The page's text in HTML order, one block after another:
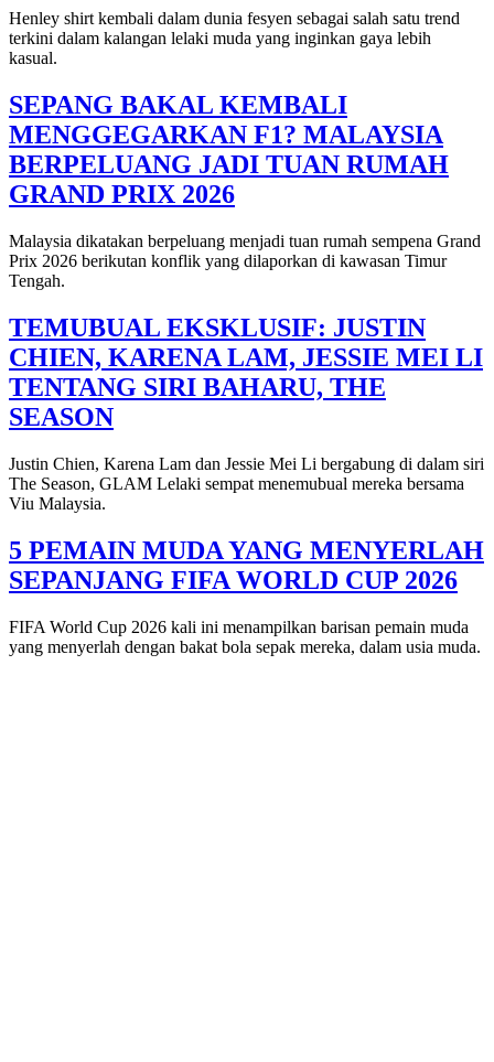
Henley shirt kembali dalam dunia fesyen sebagai salah satu trend
terkini dalam kalangan lelaki muda yang inginkan gaya lebih
kasual.
SEPANG BAKAL KEMBALI
MENGGEGARKAN F1? MALAYSIA
BERPELUANG JADI TUAN RUMAH
GRAND PRIX 2026
Malaysia dikatakan berpeluang menjadi tuan rumah sempena Grand
Prix 2026 berikutan konflik yang dilaporkan di kawasan Timur
Tengah.
TEMUBUAL EKSKLUSIF: JUSTIN
CHIEN, KARENA LAM, JESSIE MEI LI
TENTANG SIRI BAHARU, THE
SEASON
Justin Chien, Karena Lam dan Jessie Mei Li bergabung di dalam siri
The Season, GLAM Lelaki sempat menemubual mereka bersama
Viu Malaysia.
5 PEMAIN MUDA YANG MENYERLAH
SEPANJANG FIFA WORLD CUP 2026
FIFA World Cup 2026 kali ini menampilkan barisan pemain muda
yang menyerlah dengan bakat bola sepak mereka, dalam usia muda.